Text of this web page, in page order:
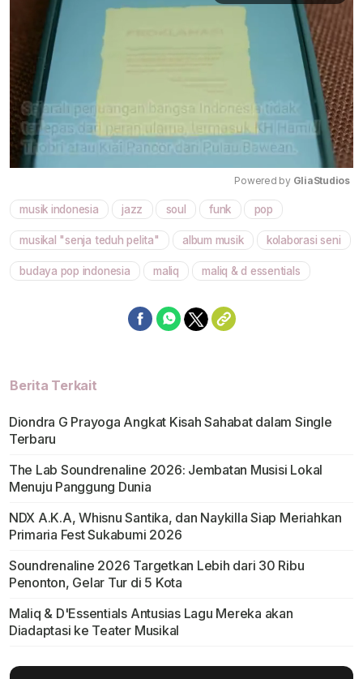
Powered by GliaStudios
musik indonesia jazz soul funk pop
musikal "senja teduh pelita" album musik kolaborasi seni
budaya pop indonesia maliq maliq & d essentials
Berita Terkait
Diondra G Prayoga Angkat Kisah Sahabat dalam Single
Terbaru
The Lab Soundrenaline 2026: Jembatan Musisi Lokal
Menuju Panggung Dunia
NDX A.K.A, Whisnu Santika, dan Naykilla Siap Meriahkan
Primaria Fest Sukabumi 2026
Soundrenaline 2026 Targetkan Lebih dari 30 Ribu
Penonton, Gelar Tur di 5 Kota
Maliq & D'Essentials Antusias Lagu Mereka akan
Diadaptasi ke Teater Musikal